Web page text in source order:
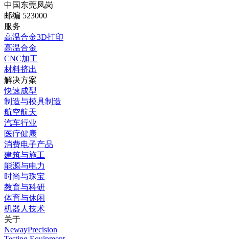
中国东莞凤岗
邮编 523000
服务
高温合金3D打印
高温合金
CNC加工
材料挤出
解决方案
快速成型
制造与模具制造
航空航天
汽车行业
医疗健康
消费电子产品
建筑与施工
能源与电力
时尚与珠宝
教育与科研
体育与休闲
机器人技术
关于
NewayPrecision